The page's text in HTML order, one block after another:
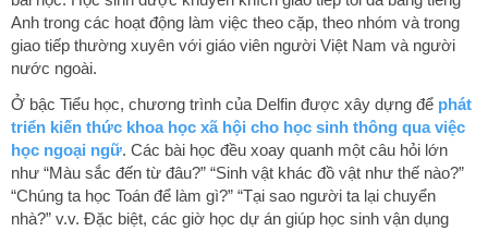
Anh trong các hoạt động làm việc theo cặp, theo nhóm và trong
giao tiếp thường xuyên với giáo viên người Việt Nam và người
nước ngoài.
Ở bậc Tiểu học, chương trình của Delfin được xây dựng để phát
triển kiến thức khoa học xã hội cho học sinh thông qua việc
học ngoại ngữ. Các bài học đều xoay quanh một câu hỏi lớn
như “Màu sắc đến từ đâu?” “Sinh vật khác đồ vật như thế nào?”
“Chúng ta học Toán để làm gì?” “Tại sao người ta lại chuyển
nhà?” v.v. Đặc biệt, các giờ học dự án giúp học sinh vận dụng